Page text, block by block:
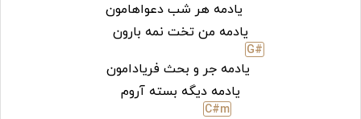
یادمه هر شب دعواهامون
یادمه من تخت نمه بارون
G#
یادمه جر و بحث فریادامون
یادمه دیگه بسته آروم
C#m